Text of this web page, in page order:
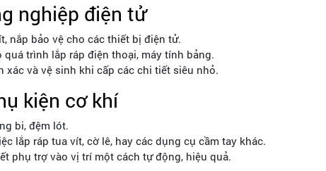
nghiệp điện tử
nắp bảo vệ cho các thiết bị điện tử.
quá trình lắp ráp điện thoại, máy tính bảng.
xác và vệ sinh khi cấp các chi tiết siêu nhỏ.
kiện cơ khí
bi, đệm lót.
lắp ráp tua vít, cờ lê, hay các dụng cụ cầm tay khác.
phụ trợ vào vị trí một cách tự động, hiệu quả.